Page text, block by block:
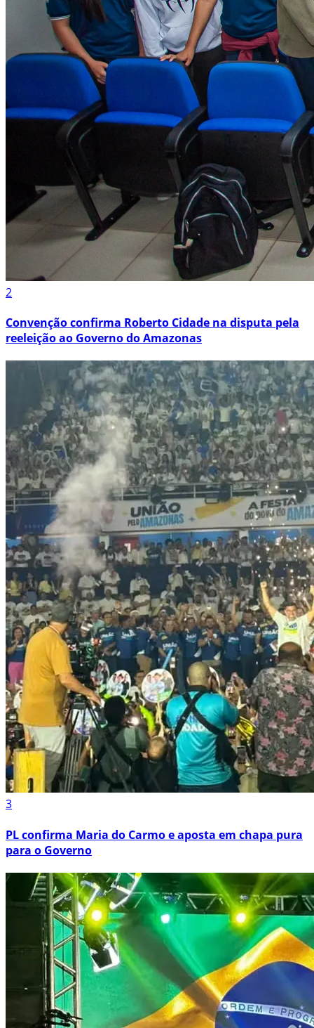
2
Convenção confirma Roberto Cidade na disputa pela
reeleição ao Governo do Amazonas
3
PL confirma Maria do Carmo e aposta em chapa pura
para o Governo